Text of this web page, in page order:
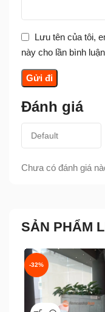
Đánh giá
Chưa có đánh giá
Lưu tên của tôi,
này cho lần bình
SẢN PHẨM
-32%